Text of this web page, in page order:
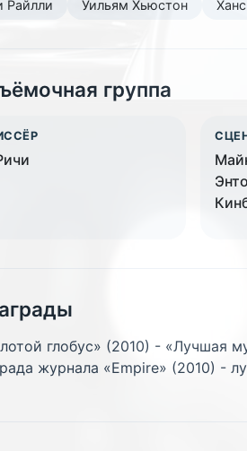
Райлли
Уильям Хьюстон
группа
глобус» (2010) - «Лучшая
журнала «Empire» (2010) -